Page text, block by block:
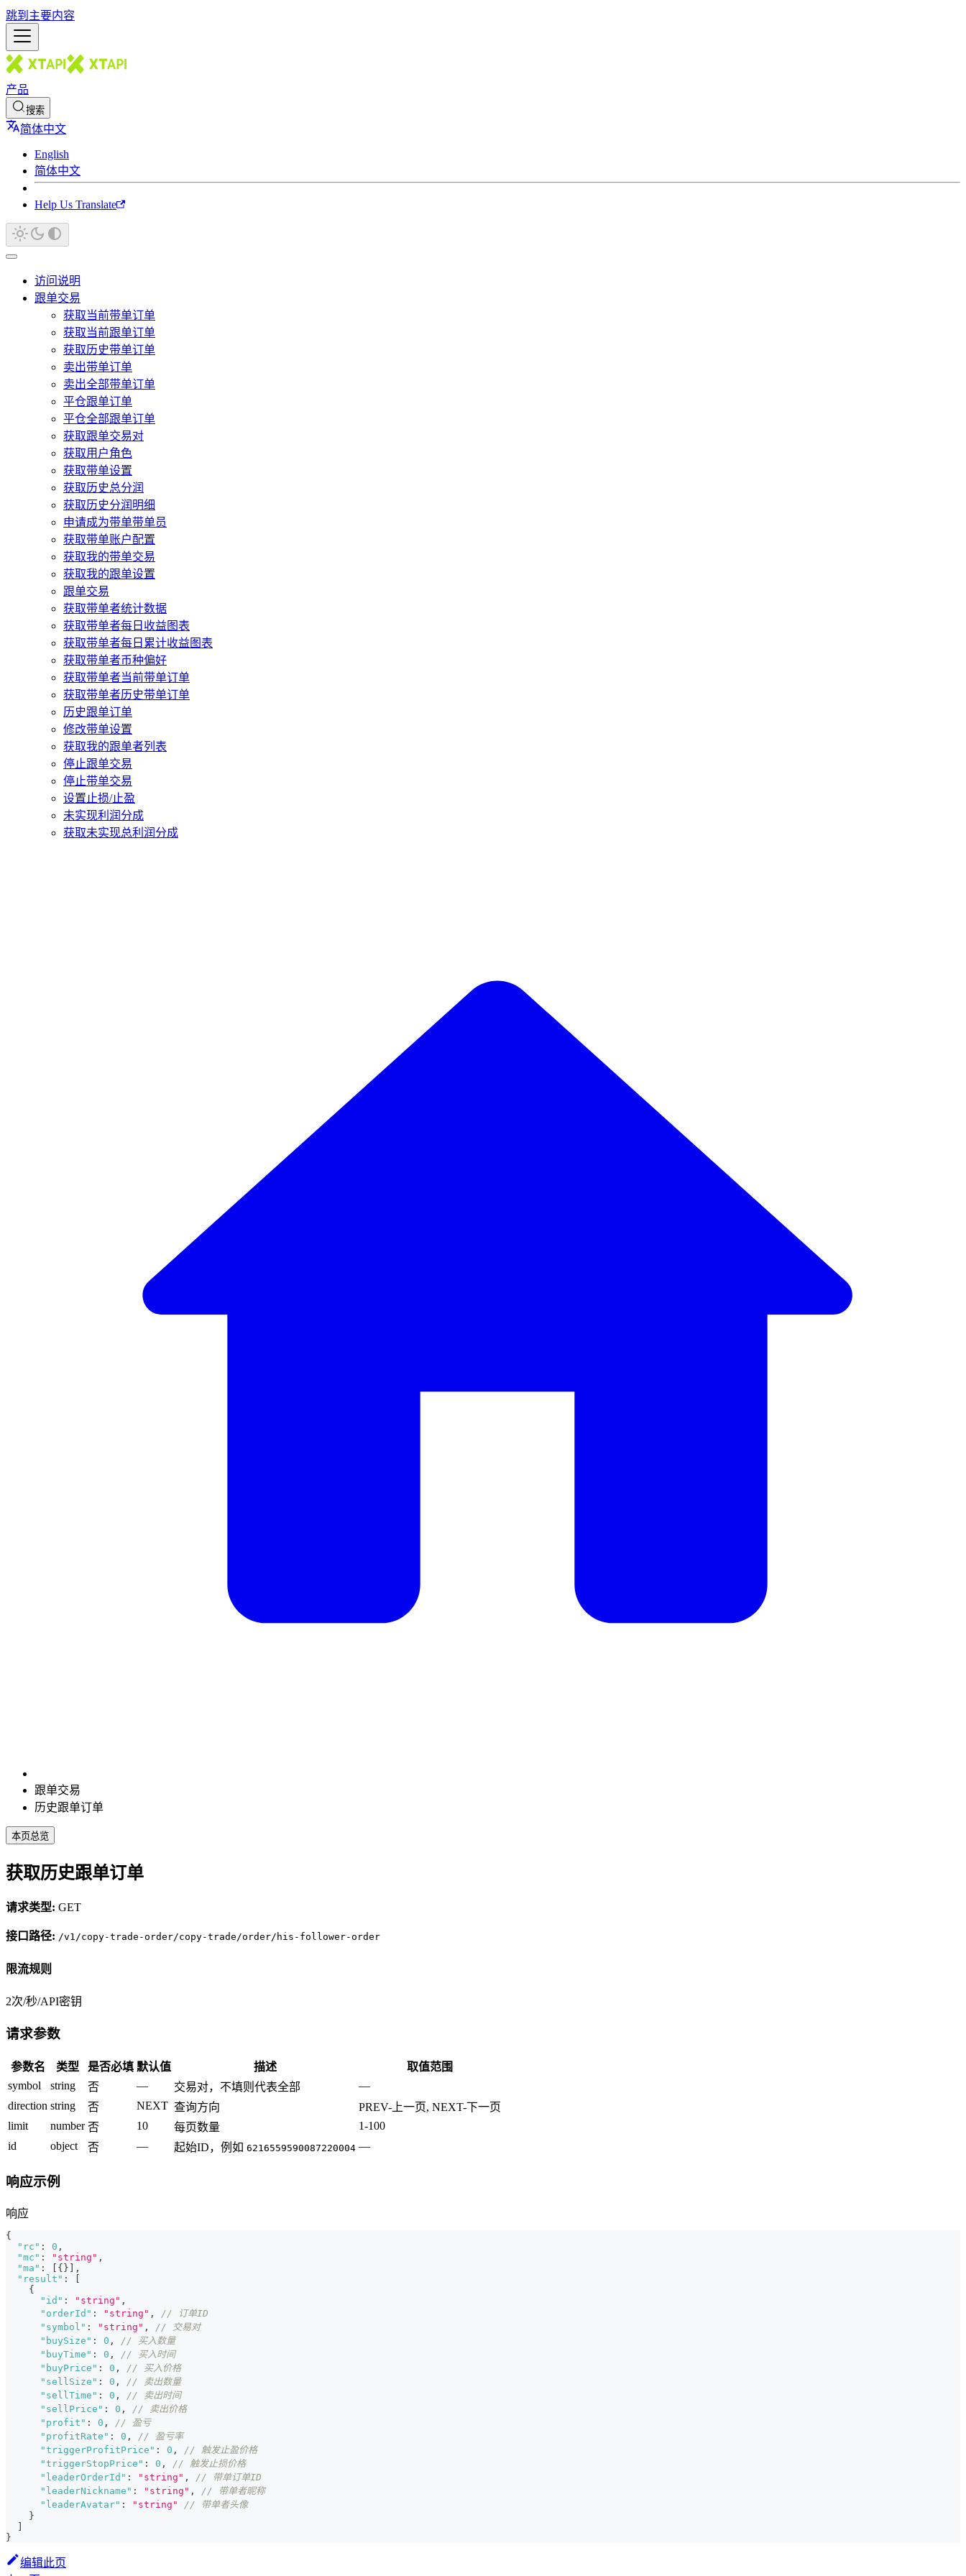
跳到主要内容
产品
搜索
简体中文
English
简体中文
Help Us Translate
访问说明
跟单交易
获取当前带单订单
获取当前跟单订单
获取历史带单订单
卖出带单订单
卖出全部带单订单
平仓跟单订单
平仓全部跟单订单
获取跟单交易对
获取用户角色
获取带单设置
获取历史总分润
获取历史分润明细
申请成为带单带单员
获取带单账户配置
获取我的带单交易
获取我的跟单设置
跟单交易
获取带单者统计数据
获取带单者每日收益图表
获取带单者每日累计收益图表
获取带单者币种偏好
获取带单者当前带单订单
获取带单者历史带单订单
历史跟单订单
修改带单设置
获取我的跟单者列表
停止跟单交易
停止带单交易
设置止损/止盈
未实现利润分成
获取未实现总利润分成
跟单交易
历史跟单订单
本页总览
获取历史跟单订单
请求类型: GET
接口路径: /v1/copy-trade-order/copy-trade/order/his-follower-order
限流规则
2次/秒/API密钥
请求参数
参数名 类型 是否必填 默认值 描述
取值范围
symbol
string 否 — 交易对，不填则代表全部
—
direction string 否 NEXT 查询方向
PREV-上一页, NEXT-下一页
limit
number 否 10 每页数量
1-100
id
object 否 — 起始ID，例如 6216559590087220004 —
响应示例
响应
{
"rc" : 0 ,
"mc" : "string" ,
"ma" : { }
,
"result" :
{
"id" : "string" ,
"orderId" : "string" ,
// 订单ID
"symbol" : "string" ,
// 交易对
"buySize" : 0 ,
// 买入数量
"buyTime" : 0 ,
// 买入时间
"buyPrice" : 0 ,
// 买入价格
"sellSize" : 0 ,
// 卖出数量
"sellTime" : 0 ,
// 卖出时间
"sellPrice" : 0 ,
// 卖出价格
"profit" : 0 ,
// 盈亏
"profitRate" : 0 ,
// 盈亏率
"triggerProfitPrice" : 0 ,
// 触发止盈价格
"triggerStopPrice" : 0 ,
// 触发止损价格
"leaderOrderId" : "string" ,
// 带单订单ID
"leaderNickname" : "string" ,
// 带单者昵称
"leaderAvatar" : "string"
// 带单者头像
}
}
编辑此页